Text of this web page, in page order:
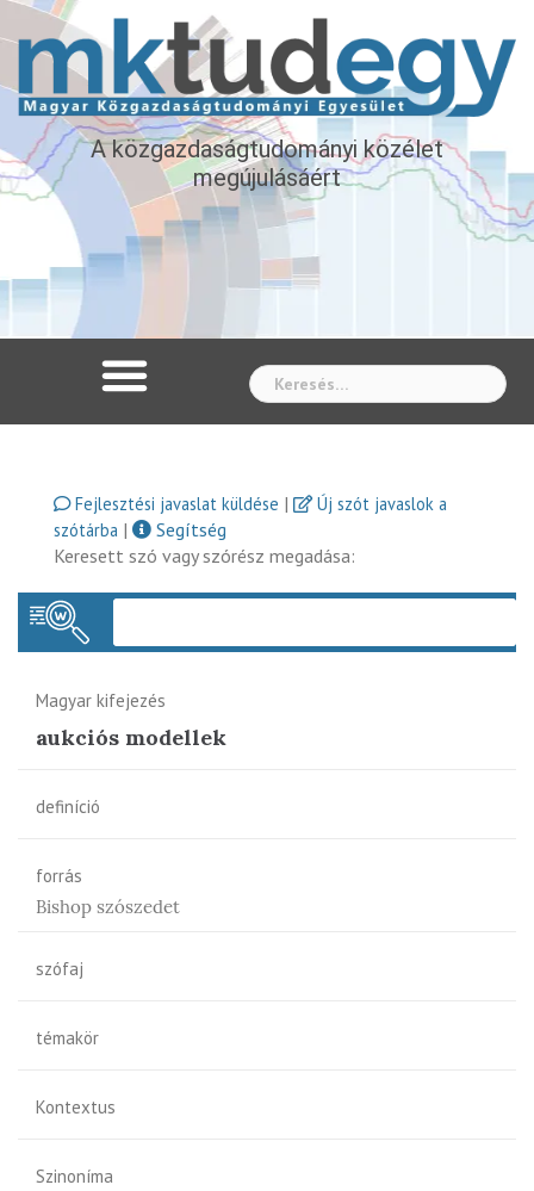
A közgazdaságtudományi közélet
megújulásáért
Fejlesztési javaslat küldése |
Új szót javaslok a
szótárba |
Segítség
Keresett szó vagy szórész megadása:
Magyar kifejezés
aukciós modellek
definíció
forrás
Bishop szószedet
szófaj
témakör
Kontextus
Szinoníma